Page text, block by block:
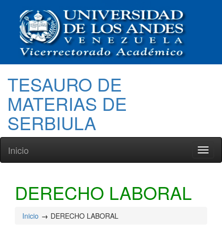
TESAURO DE
MATERIAS DE
SERBIULA
Inicio
DERECHO LABORAL
Inicio DERECHO LABORAL